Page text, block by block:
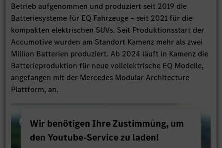
Betrieb aufgenommen und produziert seit 2019 die
Batteriesysteme für EQ Fahrzeuge – seit 2021 für die
kompakten elektrischen SUVs. Seit Produktionsstart der
Accumotive wurden am Standort Kamenz mehr als zwei
Million Batterien produziert. Ab 2024 läuft in Kamenz die
Batterieproduktion für neue vollelektrische EQ Modelle,
angefangen mit der Mercedes Modular Architecture
Plattform, an.
Wir benötigen Ihre Zustimmung, um
den Youtube-Service zu laden!